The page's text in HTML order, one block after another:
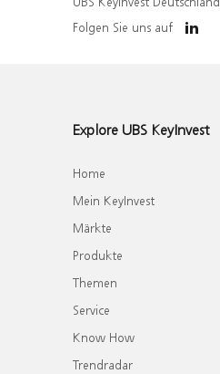
Folgen Sie uns auf
Explore UBS KeyInvest
Home
Mein KeyInvest
Märkte
Produkte
Themen
Service
Know How
Trendradar